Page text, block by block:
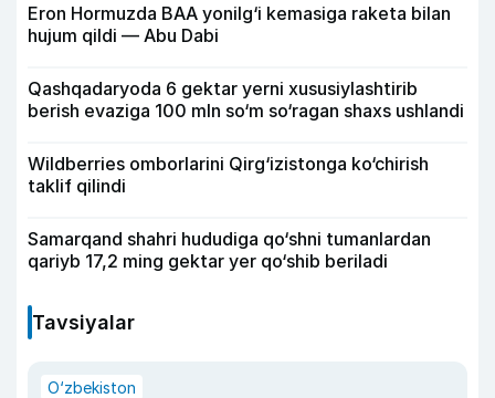
Eron Hormuzda BAA yonilg‘i kemasiga raketa bilan
hujum qildi — Abu Dabi
Qashqadaryoda 6 gektar yerni xususiylashtirib
berish evaziga 100 mln so‘m so‘ragan shaxs ushlandi
Wildberries omborlarini Qirg‘izistonga ko‘chirish
taklif qilindi
Samarqand shahri hududiga qo‘shni tumanlardan
qariyb 17,2 ming gektar yer qo‘shib beriladi
Tavsiyalar
O‘zbekiston